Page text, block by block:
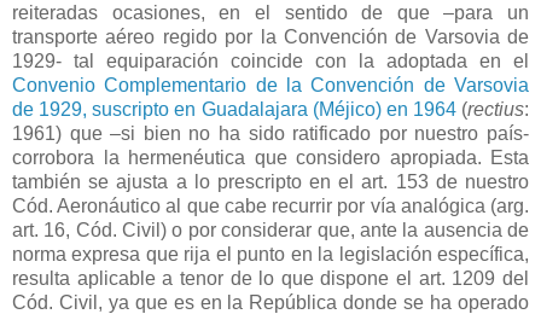
reiteradas ocasiones, en el sentido de que –para un
transporte aéreo regido por
la Convención de Varsovia de
1929- tal equiparación coincide con la adoptada en el
Convenio Complementario de la Convención de Varsovia
de 1929, suscripto en Guadalajara (Méjico) en 1964(rectius:
1961) que –si bien no ha sido ratificado por nuestro país-
corrobora la hermenéutica que considero apropiada. Esta
también se ajusta a lo prescripto en el art. 153 de nuestro
Cód. Aeronáutico al que cabe recurrir por vía analógica (arg.
art. 16, Cód. Civil) o por considerar que, ante la ausencia de
norma expresa que rija el punto en la legislación específica,
resulta aplicable a tenor de lo que dispone el art. 1209 del
Cód. Civil, ya que es en la República donde se ha operado